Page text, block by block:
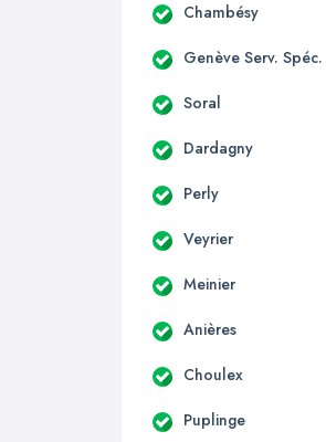
Chambésy
Genève Serv. Spéc.
Soral
Dardagny
Perly
Veyrier
Meinier
Anières
Choulex
Puplinge